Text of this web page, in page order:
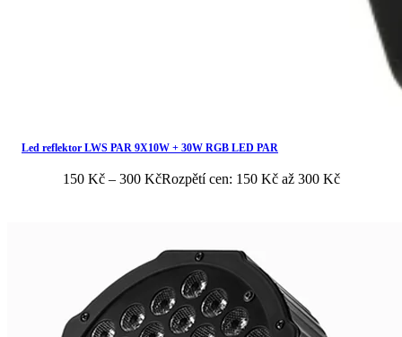
Led reflektor LWS PAR 9X10W + 30W RGB LED PAR
150 Kč – 300 KčRozpětí cen: 150 Kč až 300 Kč